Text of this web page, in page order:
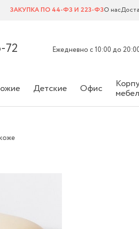
ЗАКУПКА ПО 44-ФЗ И 223-ФЗО нас
72 Ежедневно с 10:00 до
Детские Офис